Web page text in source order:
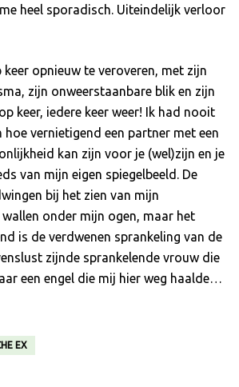
heel sporadisch. Uiteindelijk verloor
keer opnieuw te veroveren, met zijn
zijn onweerstaanbare blik en zijn
keer, iedere keer weer! Ik had nooit
hoe vernietigend een partner met een
kan zijn voor je (wel)zijn en je
van mijn eigen spiegelbeeld. De
bij het zien van mijn
onder mijn ogen, maar het
is de verdwenen sprankeling van de
zijnde sprankelende vrouw die
een engel die mij hier weg haalde…
EX